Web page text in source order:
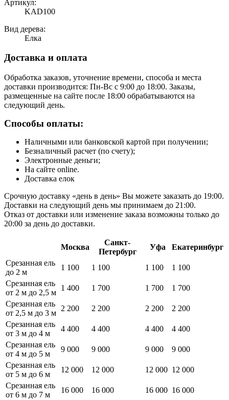
Артикул:
KAD100
Вид дерева:
Елка
Доставка и оплата
Обработка заказов, уточнение времени, способа и места
доставки производится: Пн-Вс с 9:00 до 18:00. Заказы,
размещенные на сайте после 18:00 обрабатываются на
следующий день.
Способы оплаты:
Наличными или банковской картой при получении;
Безналичный расчет (по счету);
Электронные деньги;
На сайте online.
Доставка елок
Срочную доставку «день в день» Вы можете заказать до 19:00.
Доставки на следующий день мы принимаем до 21:00.
Отказ от доставки или изменение заказа возможны только до
20:00 за день до доставки.
Москва
Санкт-
Петербург
Уфа
Екатеринбург
Срезанная ель
до 2 м
1 100 1 100 1 100
1 100
Срезанная ель
от 2 м до 2,5 м
1 400 1 700 1 700
1 700
Срезанная ель
от 2,5 м до 3 м
2 200 2 200 2 200
2 200
Срезанная ель
от 3 м до 4 м
4 400 4 400 4 400
4 400
Срезанная ель
от 4 м до 5 м
9 000 9 000 9 000
9 000
Срезанная ель
от 5 м до 6 м
12 000 12 000 12 000 12 000
Срезанная ель
от 6 м до 7 м
16 000 16 000 16 000 16 000